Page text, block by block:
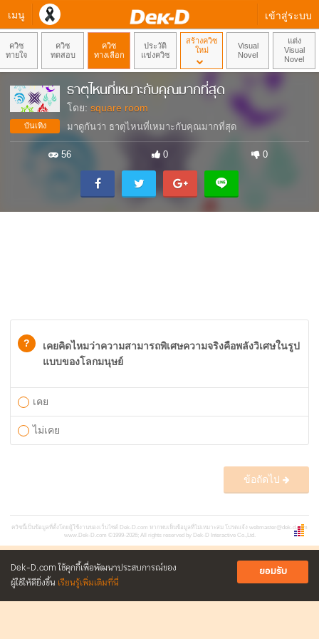
เมนู เข้าสู่ระบบ
Dek-D.com ใช้คุกกี้เพื่อพัฒนาประสบการณ์ของ
ผู้ใช้ให้ดียิ่งขึ้น เรียนรู้เพิ่มเติมที่นี่
ยอมรับ
ควิซ
ทายใจ
ควิซ
ทดสอบ
ควิซ
ทางเลือก
ประวัติ
แข่งควิซ
สร้างควิซ
ใหม่
Visual
Novel
แต่ง
Visual
Novel
บันเทิง
ธาตุไหนที่เหมาะกับคุณมากที่สุด
โดย: square room
มาดูกันว่า ธาตุไหนที่เหมาะกับคุณมากที่สุด
56 0 0
?
เคยคิดไหมว่าความสามารถพิเศษความจริงคือพลังวิเศษในรูป
แบบของโลกมนุษย์
เคย
ไม่เคย
ข้อถัดไป
ควิซนี้เป็นข้อมูลที่ตั้งโดยผู้ใช้งานของเว็บไซต์ Dek-D.com หากพบเห็นข้อมูลที่ไม่เหมาะสม โปรดแจ้ง webmaster@dek-d.com
www.Dek-D.com ©1999-2026; All rights reserved by Dek-D Interactive Co.,Ltd.